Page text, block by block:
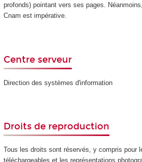
profonds) pointant vers ses pages.
Cnam est impérative.
Centre serveur
Direction des systèmes d'information
Droits de reproduction
Tous les droits sont réservés, y compris pour
téléchargeables et les représentations